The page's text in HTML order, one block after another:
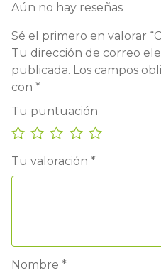
Aún no hay reseñas
Sé el primero en valorar
Tu dirección de correo
publicada. Los campos
con *
Tu puntuación
Tu valoración *
Nombre *